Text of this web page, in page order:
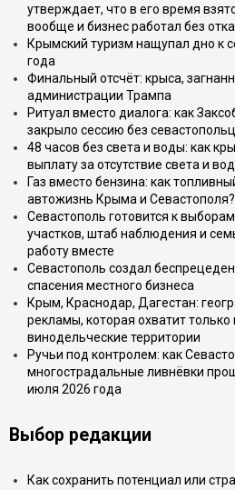
утверждает, что в его время
вообще и бизнес работал без
Крымский туризм нащупал дно к
года
Финальный отсчёт: крыса,
администрации Трампа
Ритуал вместо диалога: как
закрыло сессию без
48 часов без света и воды: как
выплату за отсутствие света и
Газ вместо бензина: как
автожизнь Крыма и Севастополя?
Севастополь готовится к
участков, штаб наблюдения и
работу вместе
Севастополь создал
спасения местного бизнеса
Крым, Краснодар, Дагестан:
рекламы, которая охватит
винодельческие территории
Ручьи под контролем: как
многострадальные ливнёвки
июля 2026 года
Выбор редакции
Как сохранить потенциал или